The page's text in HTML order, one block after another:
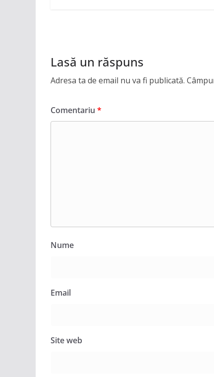
Lasă un răspuns
Adresa ta de email nu va fi publicată.
Comentariu *
Nume
Email
Site web